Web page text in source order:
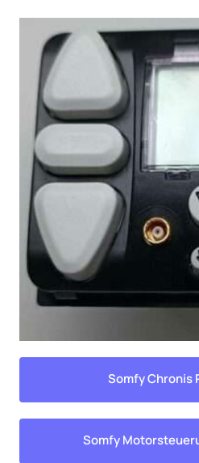
Somfy Chronis
Somfy